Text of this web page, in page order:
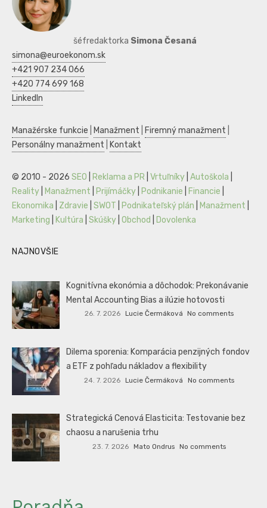
šéfredaktorka Simona Česaná
simona@euroekonom.sk
+421 907 234 066
+420 774 699 168
LinkedIn
Manažérske funkcie Manažment Firemný manažment
Personálny manažment
Kontakt
© 2010 - 2026 SEO Reklama a PR Vrtuľníky Autoškola
Reality
Manažment Prijímáčky Podnikanie Financie
Ekonomika
Zdravie SWOT Podnikateľský plán Manažment
Marketing
Kultúra Skúšky Obchod Dovolenka
NAJNOVŠIE
Kognitívna ekonómia a dôchodok: Prekonávanie
Mental Accounting Bias a ilúzie hotovosti
26. 7. 2026 Lucie Čermáková No comments
Dilema sporenia: Komparácia penzijných fondov
a ETF z pohľadu nákladov a flexibility
24. 7. 2026 Lucie Čermáková No comments
Strategická Cenová Elasticita: Testovanie bez
chaosu a narušenia trhu
23. 7. 2026 Mato Ondrus No comments